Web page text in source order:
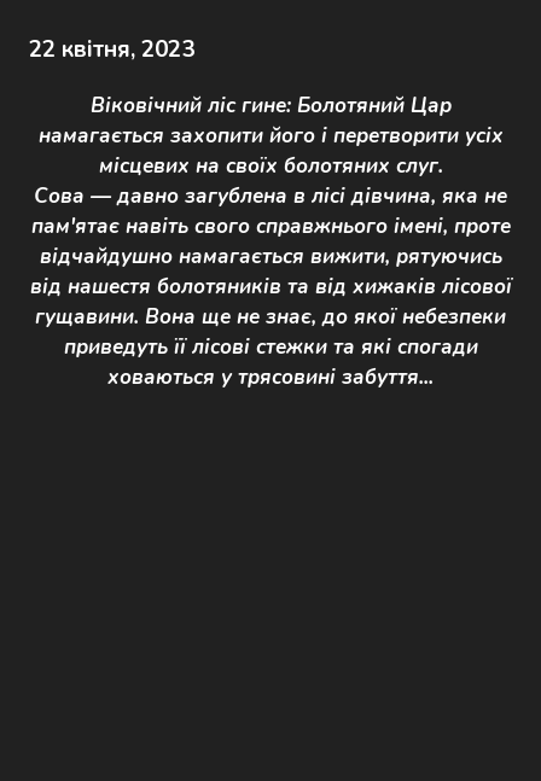
22 квітня, 2023
Віковічний ліс гине: Болотяний Цар
намагається захопити його і перетворити усіх
місцевих на своїх болотяних слуг.
Сова — давно загублена в лісі дівчина, яка не
пам'ятає навіть свого справжнього імені, проте
відчайдушно намагається вижити, рятуючись
від нашестя болотяників та від хижаків лісової
гущавини. Вона ще не знає, до якої небезпеки
приведуть її лісові стежки та які спогади
ховаються у трясовині забуття...